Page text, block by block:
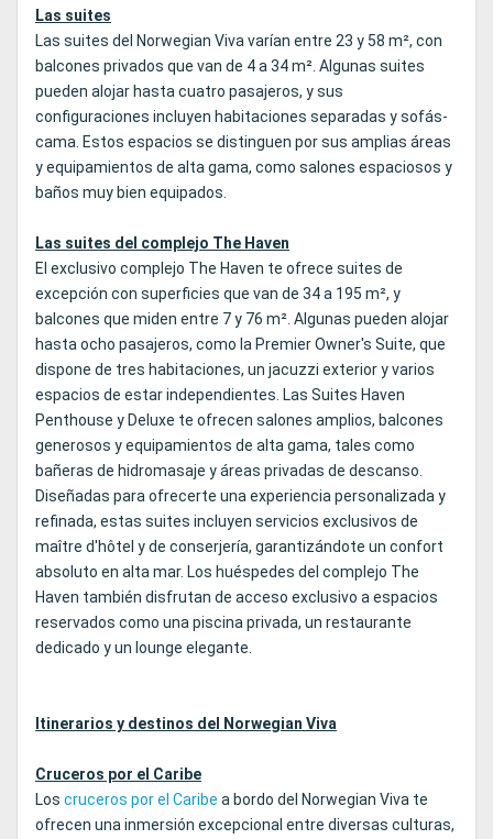
Las suites
Las suites del Norwegian Viva varían entre 23 y 58 m², con
balcones privados que van de 4 a 34 m². Algunas suites
pueden alojar hasta cuatro pasajeros, y sus
configuraciones incluyen habitaciones separadas y sofás-
cama. Estos espacios se distinguen por sus amplias áreas
y equipamientos de alta gama, como salones espaciosos y
baños muy bien equipados.
Las suites del complejo The Haven
El exclusivo complejo The Haven te ofrece suites de
excepción con superficies que van de 34 a 195 m², y
balcones que miden entre 7 y 76 m². Algunas pueden alojar
hasta ocho pasajeros, como la Premier Owner's Suite, que
dispone de tres habitaciones, un jacuzzi exterior y varios
espacios de estar independientes. Las Suites Haven
Penthouse y Deluxe te ofrecen salones amplios, balcones
generosos y equipamientos de alta gama, tales como
bañeras de hidromasaje y áreas privadas de descanso.
Diseñadas para ofrecerte una experiencia personalizada y
refinada, estas suites incluyen servicios exclusivos de
maître d'hôtel y de conserjería, garantizándote un confort
absoluto en alta mar. Los huéspedes del complejo The
Haven también disfrutan de acceso exclusivo a espacios
reservados como una piscina privada, un restaurante
dedicado y un lounge elegante.
Itinerarios y destinos del Norwegian Viva
Cruceros por el Caribe
Los cruceros por el Caribe a bordo del Norwegian Viva te
ofrecen una inmersión excepcional entre diversas culturas,